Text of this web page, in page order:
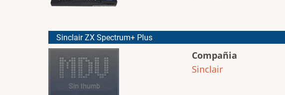
Sinclair ZX Spectrum+ Plus
Compañia
Sinclair